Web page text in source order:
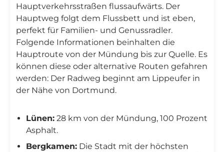
Hauptverkehrsstraßen flussaufwärts. Der
Hauptweg folgt dem Flussbett und ist eben,
perfekt für Familien- und Genussradler.
Folgende Informationen beinhalten die
Hauptroute von der Mündung bis zur Quelle. Es
können diese oder alternative Routen gefahren
werden: Der Radweg beginnt am Lippeufer in
der Nähe von Dortmund.
Lünen: 28 km von der Mündung, 100 Prozent
Asphalt.
Bergkamen: Die Stadt mit der höchsten